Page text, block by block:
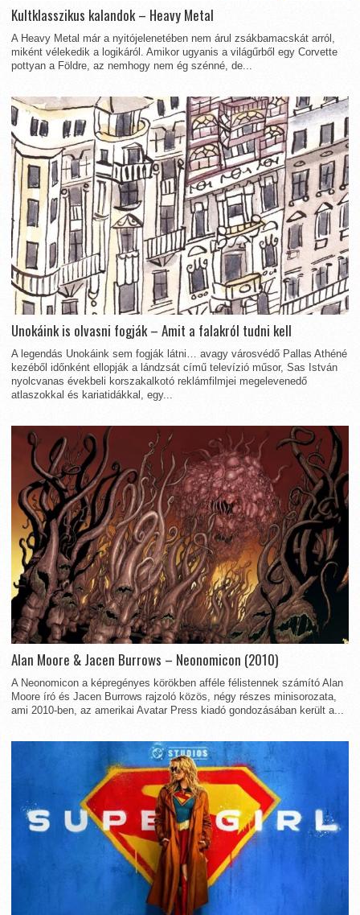
Kultklasszikus kalandok – Heavy Metal
A Heavy Metal már a nyitójelenetében nem árul zsákbamacskát arról,
miként vélekedik a logikáról. Amikor ugyanis a világűrből egy Corvette
pottyan a Földre, az nemhogy nem ég szénné, de...
Unokáink is olvasni fogják – Amit a falakról tudni kell
A legendás Unokáink sem fogják látni… avagy városvédő Pallas Athéné
kezéből időnként ellopják a lándzsát című televízió műsor, Sas István
nyolcvanas évekbeli korszakalkotó reklámfilmjei megelevenedő
atlaszokkal és kariatidákkal, egy...
Alan Moore & Jacen Burrows – Neonomicon (2010)
A Neonomicon a képregényes körökben afféle félistennek számító Alan
Moore író és Jacen Burrows rajzoló közös, négy részes minisorozata,
ami 2010-ben, az amerikai Avatar Press kiadó gondozásában került a...